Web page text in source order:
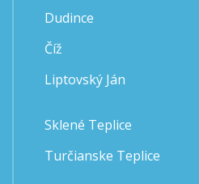
Dudince
Číž
Liptovský Ján
Sklené Teplice
Turčianske Teplice